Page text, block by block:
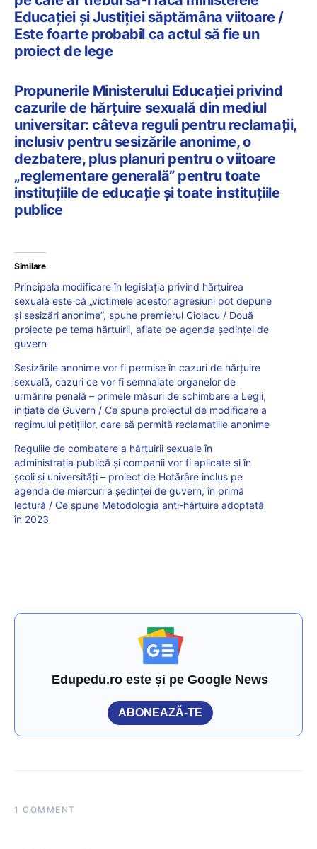
Educației și Justiției săptămâna viitoare /
Este foarte probabil ca actul să fie un
proiect de lege
Propunerile Ministerului Educației privind
cazurile de hărțuire sexuală din mediul
universitar: câteva reguli pentru reclamații,
inclusiv pentru sesizările anonime, o
dezbatere, plus planuri pentru o viitoare
„reglementare generală” pentru toate
instituțiile de educație și toate instituțiile
publice
Similare
Principala modificare în legislația privind hărțuirea
sexuală este că „victimele acestor agresiuni pot depune
și sesizări anonime”, spune premierul Ciolacu / Două
proiecte pe tema hărțuirii, aflate pe agenda ședinței de
guvern
Sesizările anonime vor fi permise în cazuri de hărțuire
sexuală, cazuri ce vor fi semnalate organelor de
urmărire penală – primele măsuri de schimbare a Legii,
inițiate de Guvern / Ce spune proiectul de modificare a
regimului petițiilor, care să permită reclamațiile anonime
Regulile de combatere a hărțuirii sexuale în
administrația publică și companii vor fi aplicate și în
școli și universități – proiect de Hotărâre inclus pe
agenda de miercuri a ședinței de guvern, în primă
lectură / Ce spune Metodologia anti-hărțuire adoptată
în 2023
Edupedu.ro este și pe Google News
ABONEAZĂ-TE
1 COMMENT